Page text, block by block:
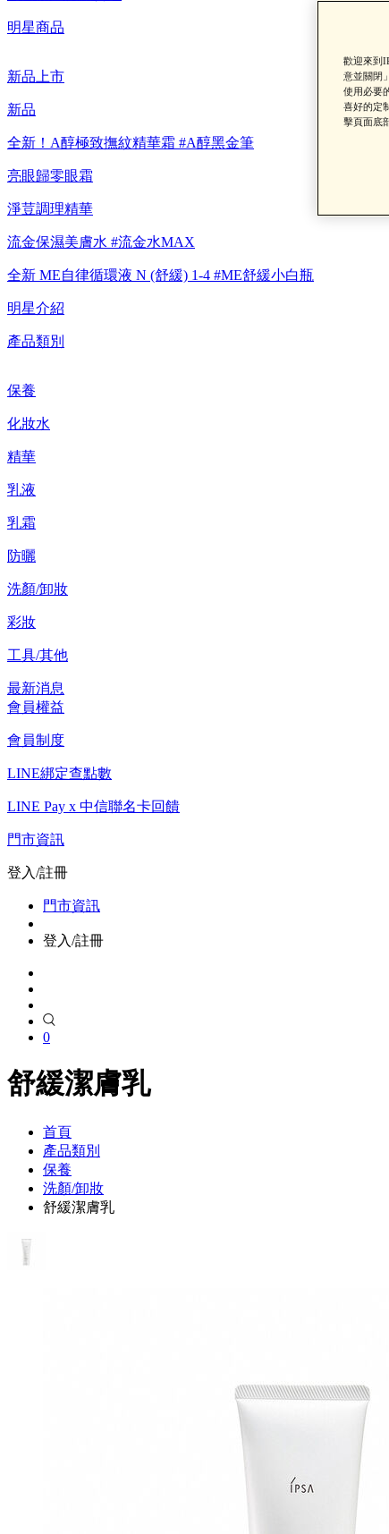
【重要公告
明星商品
新品上市
新品
全新！A醇極致撫紋精華霜 #A醇黑金筆
亮眼歸零眼霜
淨荳調理精華
流金保濕美膚水 #流金水MAX
全新 ME自律循環液 N (舒緩) 1-4 #ME舒緩小白瓶
明星介紹
產品類別
保養
化妝水
精華
乳液
乳霜
防曬
洗顏/卸妝
彩妝
工具/其他
最新消息
會員權益
會員制度
LINE綁定查點數
LINE Pay x 中信聯名卡回饋
門市資訊
登入/註冊
門市資訊
登入/註冊
0
舒緩潔膚乳
首頁
產品類別
保養
洗顏/卸妝
舒緩潔膚乳
歡迎來到
意並關閉
使用必要
喜好的定
擊頁面底